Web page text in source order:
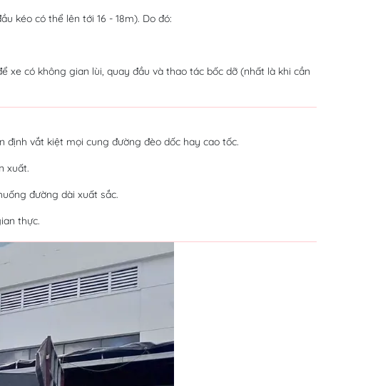
kéo có thể lên tới 16 - 18m). Do đó:
có không gian lùi, quay đầu và thao tác bốc dỡ (nhất là khi cần
định vắt kiệt mọi cung đường đèo dốc hay cao tốc.
xuất.
đường dài xuất sắc.
thực.